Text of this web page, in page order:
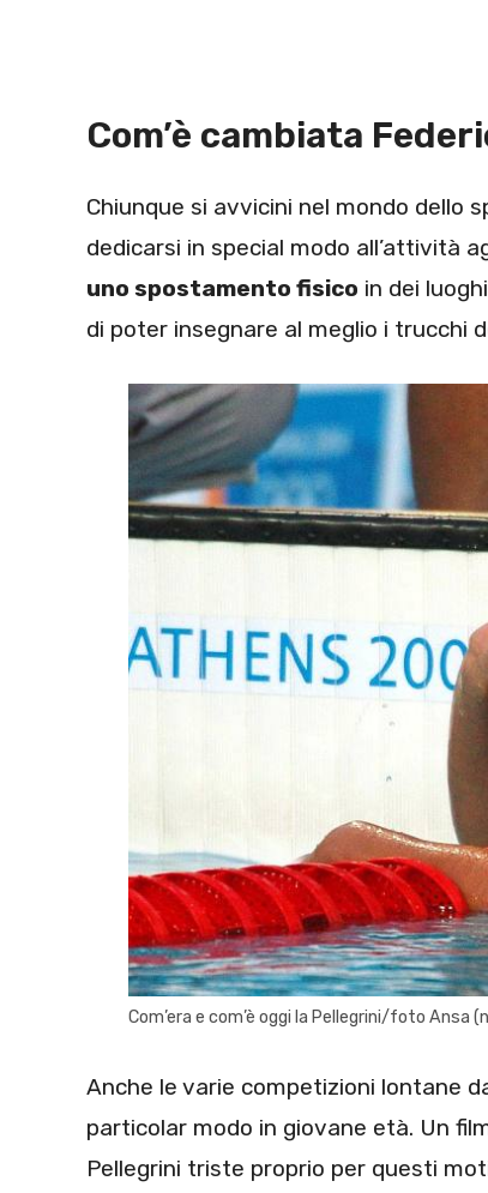
Com’è cambiata
Chiunque si avvicini nel mondo dello
dedicarsi in special modo all’attività
uno spostamento fisico in dei
di poter insegnare al meglio i trucchi
Com’era e com’è oggi la Pellegrini/foto Ansa
Anche le varie competizioni lontane
particolar modo in giovane età. Un
Pellegrini triste proprio per questi